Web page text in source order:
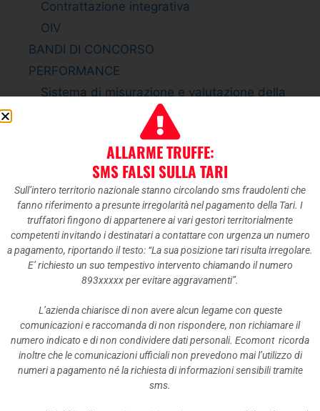
Contrattazione integrativa
OIV
BANDI DI CONCORSO
PERFORMANCE
Sistema di misurazione e valutazione della
Piano della Performance
Relazione sulla Performance
Ammontare complessivo dei premi
Dati relativi ai premi
ENTI CONTROLLATI
Enti pubblici vigilati
Società partecipate
Enti di diritto privato controllati
Rappresentazione grafica
ATTIVITÀ E PROCEDIMENTI
Tipologie di procedimento
Dichiarazioni sostitutive e acquisizione
ALLARME TRUFFE:
SMS FALSI SULLA TARI
Sull’intero territorio nazionale stanno circolando sms fraudolenti che
fanno riferimento a presunte irregolarità nel pagamento della Tari. I
truffatori fingono di appartenere ai vari gestori territorialmente
competenti invitando i destinatari a contattare con urgenza un numero
a pagamento, riportando il testo: “La sua posizione tari risulta irregolare.
E’ richiesto un suo tempestivo intervento chiamando il numero
893xxxxx per evitare aggravamenti”.
L’azienda chiarisce di non avere alcun legame con queste
comunicazioni e raccomanda di non rispondere, non richiamare il
numero indicato e di non condividere dati personali. Ecomont ricorda
inoltre che le comunicazioni ufficiali non prevedono mai l’utilizzo di
numeri a pagamento né la richiesta di informazioni sensibili tramite
sms.